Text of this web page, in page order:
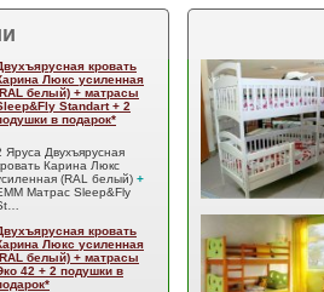
кровать
Люкс усиленная
белый) + матрасы
Standart + 2
в подарок*
Яруса Двухъярусная
Карина Люкс
(RAL белый) +
Матрас Sleep&Fly
кровать
Люкс усиленная
белый) + матрасы
42 + 2 подушки в